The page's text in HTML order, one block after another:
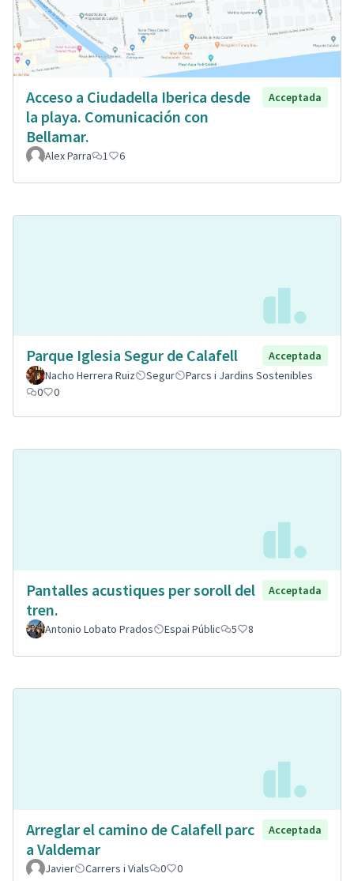
Acceso a Ciudadella Iberica desde
la playa. Comunicación con
Bellamar.
Acceptada
Alex Parra 1 6
Parque Iglesia Segur de Calafell
Acceptada
Nacho Herrera Ruiz
Segur
Parcs i Jardins Sostenibles
0
0
Pantalles acustiques per soroll del
tren.
Acceptada
Antonio Lobato Prados Espai Públic 5 8
Arreglar el camino de Calafell parc
a Valdemar
Acceptada
Javier Carrers i Vials 0 0